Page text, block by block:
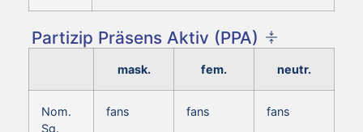
Partizip Präsens Aktiv (PPA)
mask. fem. neutr.
Nom.
Sg.
fans fans fans